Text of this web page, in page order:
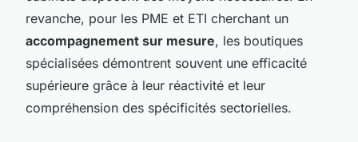
revanche, pour les PME et ETI cherchant un
accompagnement sur mesure, les boutiques
spécialisées démontrent souvent une efficacité
supérieure grâce à leur réactivité et leur
compréhension des spécificités sectorielles.